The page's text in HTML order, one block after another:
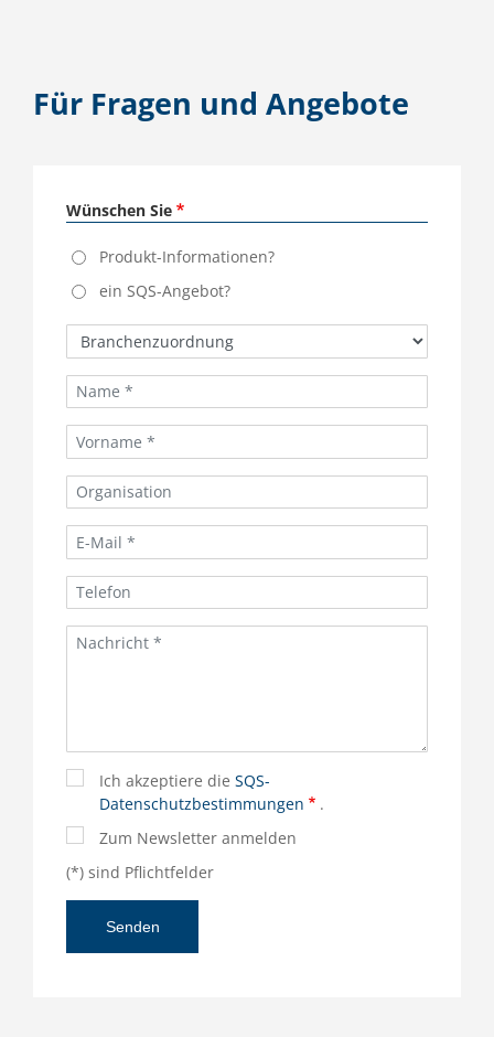
Für Fragen und Angebote
Wünschen Sie
Produkt-Informationen?
ein SQS-Angebot?
Ich akzeptiere die SQS-
Datenschutzbestimmungen
.
Zum Newsletter anmelden
(*) sind Pflichtfelder